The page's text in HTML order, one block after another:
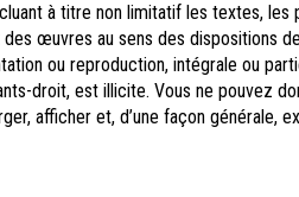
à titre non limitatif les textes, les
œuvres au sens des dispositions
ou reproduction, intégrale ou
droit, est illicite. Vous ne pouvez
afficher et, d’une façon générale,